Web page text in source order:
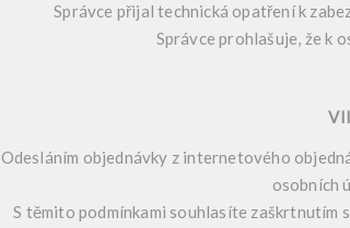
Správce přijal technická opatření k
Správce prohlašuje, že k
Odesláním objednávky z internetového
osobních
S těmito podmínkami souhlasíte